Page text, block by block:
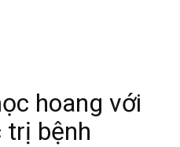
hoang với
trị bệnh